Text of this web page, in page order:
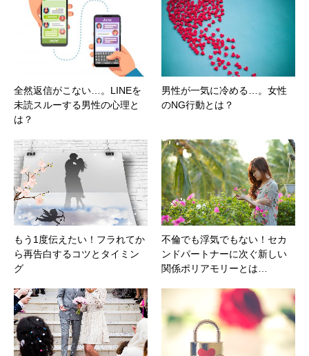
全然返信がこない…。LINEを
未読スルーする男性の心理と
は？
男性が一気に冷める…。女性
のNG行動とは？
もう1度伝えたい！フラれてか
ら再告白するコツとタイミン
グ
不倫でも浮気でもない！セカ
ンドパートナーに次ぐ新しい
関係ポリアモリーとは…